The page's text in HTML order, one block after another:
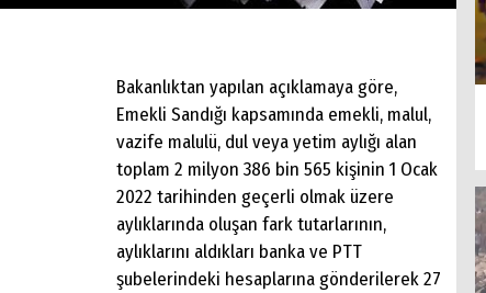
Bakanlıktan yapılan açıklamaya göre,
Emekli Sandığı kapsamında emekli, malul,
vazife malulü, dul veya yetim aylığı alan
toplam 2 milyon 386 bin 565 kişinin 1 Ocak
2022 tarihinden geçerli olmak üzere
aylıklarında oluşan fark tutarlarının,
aylıklarını aldıkları banka ve PTT
şubelerindeki hesaplarına gönderilerek 27